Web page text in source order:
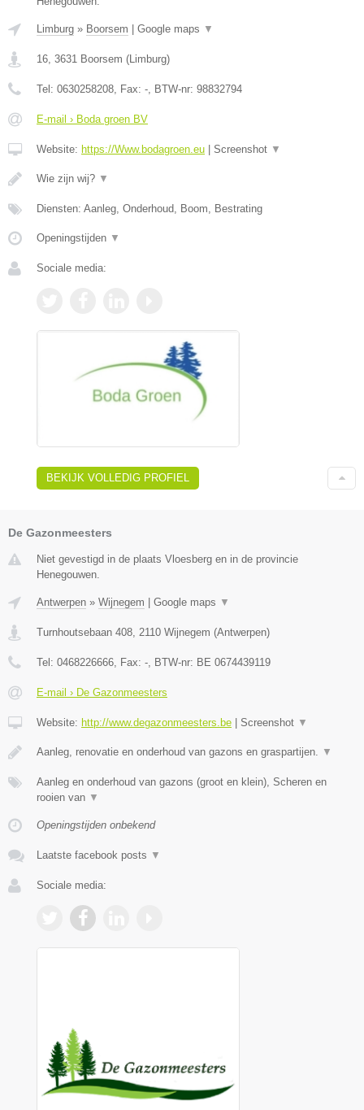
Limburg » Boorsem Google maps ▼
16, 3631 Boorsem (Limburg)
Tel: 0630258208, Fax: -, BTW-nr: 98832794
E-mail › Boda groen BV
Website: https://Www.bodagroen.eu Screenshot ▼
Wie zijn wij? ▼
Diensten: Aanleg, Onderhoud, Boom, Bestrating
Openingstijden ▼
Sociale media:
BEKIJK VOLLEDIG PROFIEL
De Gazonmeesters
Niet gevestigd in de plaats Vloesberg en in de provincie
Henegouwen.
Antwerpen » Wijnegem Google maps ▼
Turnhoutsebaan 408, 2110 Wijnegem (Antwerpen)
Tel: 0468226666, Fax: -, BTW-nr: BE 0674439119
E-mail › De Gazonmeesters
Website: http://www.degazonmeesters.be Screenshot ▼
Aanleg, renovatie en onderhoud van gazons en graspartijen. ▼
Aanleg en onderhoud van gazons (groot en klein), Scheren en
rooien van ▼
Openingstijden onbekend
Laatste facebook posts ▼
Sociale media: